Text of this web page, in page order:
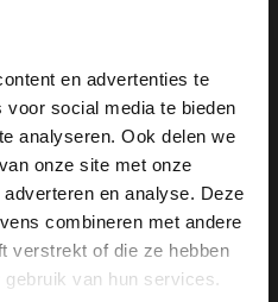
en advertenties te
social media te bieden
analyseren. Ook delen we
onze site met onze
en analyse. Deze
combineren met andere
verstrekt of die ze hebben
van hun services.
wachten
×
in English?
isn't Dutch. Would